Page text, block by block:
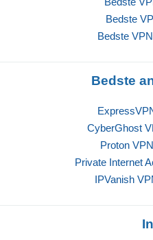
Bedste
Bedste
Bedste
CyberGhost
Proton
Private Internet
IPVanish